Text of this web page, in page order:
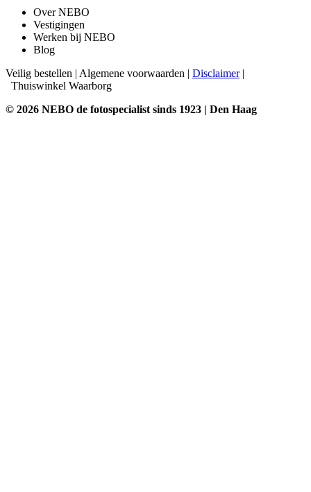
Over NEBO
Vestigingen
Werken bij NEBO
Blog
Veilig bestellen | Algemene voorwaarden | Disclaimer|
Thuiswinkel Waarborg
© 2026 NEBO de fotospecialist sinds 1923 | Den Haag